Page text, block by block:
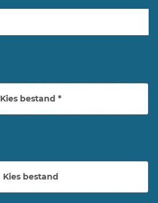
Kies bestand *
Kies bestand